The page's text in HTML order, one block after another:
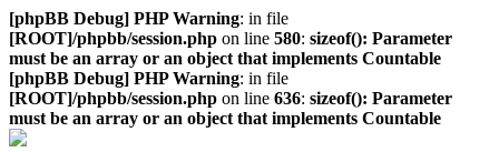
[phpBB Debug] PHP Warning: in file
[ROOT]/phpbb/session.php on line 580: sizeof(): Parameter
must be an array or an object that implements Countable
[phpBB Debug] PHP Warning: in file
[ROOT]/phpbb/session.php on line 636: sizeof(): Parameter
must be an array or an object that implements Countable